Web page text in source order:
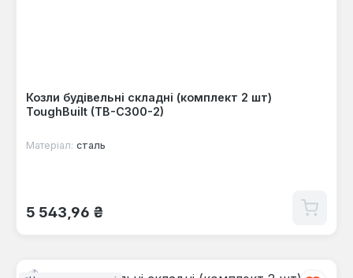
Козли будівельні складні (комплект 2 шт)
ToughBuilt (TB-C300-2)
Матеріал: сталь
Звичайна ціна:
5 543,96 ₴